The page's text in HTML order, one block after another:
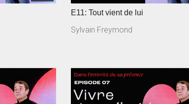
E11: Tout vient de lui
Sylvain Freymond